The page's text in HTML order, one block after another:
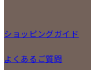
委託販売
LINE査定
買取実績
ショッピングガイド
商品について
よくあるご質問